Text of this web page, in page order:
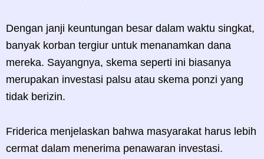
Dengan janji keuntungan besar dalam waktu singkat,
banyak korban tergiur untuk menanamkan dana
mereka. Sayangnya, skema seperti ini biasanya
merupakan investasi palsu atau skema ponzi yang
tidak berizin.
Friderica menjelaskan bahwa masyarakat harus lebih
cermat dalam menerima penawaran investasi.